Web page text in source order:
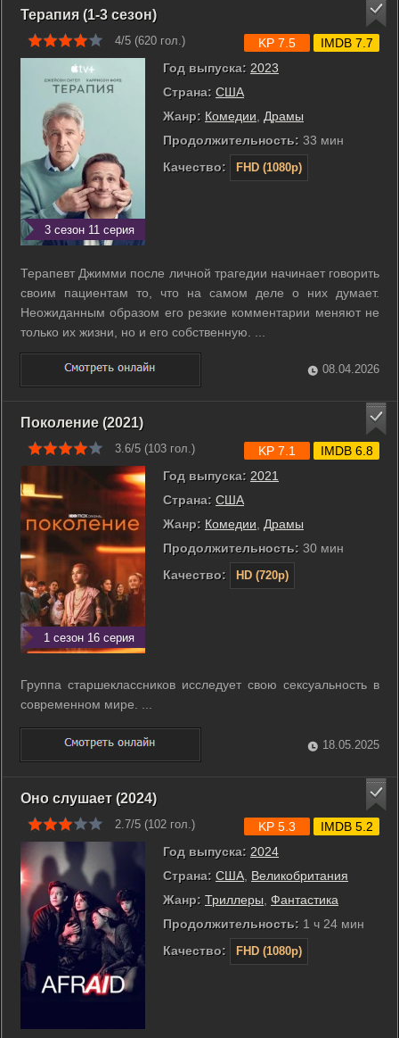
Терапия (1-3 сезон)
4/5 (620 гол.)
3 сезон 11 серия
Год выпуска: 2023
Страна: США
Жанр: Комедии
Драмы
Продолжительность: 33 мин
Качество:
FHD (1080p)
KP 7.5 IMDB 7.7
Терапевт Джимми после личной трагедии начинает говорить
своим пациентам то, что на самом деле о них думает.
Неожиданным образом его резкие комментарии меняют не
только их жизни, но и его собственную. ...
08.04.2026
Поколение (2021)
3.6/5 (103 гол.)
1 сезон 16 серия
Год выпуска: 2021
Страна: США
Жанр: Комедии
Драмы
Продолжительность: 30 мин
Качество:
HD (720p)
KP 7.1 IMDB 6.8
Группа старшеклассников исследует свою сексуальность в
современном мире. ...
18.05.2025
Оно слушает (2024)
2.7/5 (102 гол.)
Год выпуска: 2024
Страна: США Великобритания
Жанр: Триллеры Фантастика
Продолжительность: 1 ч 24 мин
Качество:
FHD (1080p)
KP 5.3 IMDB 5.2